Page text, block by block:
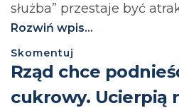
służba” przestaje być
Rozwiń wpis...
Skomentuj
⁨Rząd chce
cukrowy. Ucierpią